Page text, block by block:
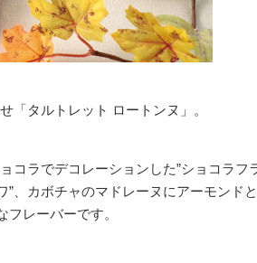
「タルトレット ロートンヌ」。
コラでデコレーションした”ショコラフ
、カボチャのマドレーヌにアーモンド
レーバーです。